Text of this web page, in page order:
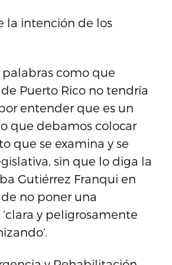
la intención de los
como que
Puerto Rico no tendría
entender que es un
que debamos colocar
que se examina y se
sin que lo diga la
Gutiérrez Franqui en
no poner una
y peligrosamente